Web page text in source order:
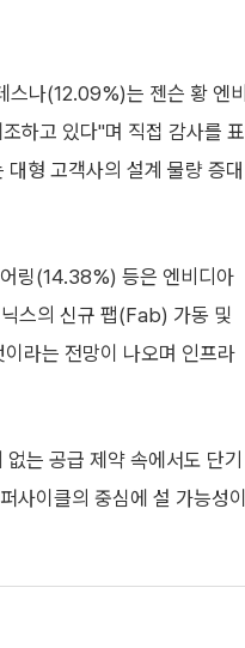
나(12.09%)는 젠슨 황 엔비
하고 있다"며 직접 감사를 표
형 고객사의 설계 물량 증대
링(14.38%) 등은 엔비디아
스의 신규 팹(Fab) 가동 및
라는 전망이 나오며 인프라
는 공급 제약 속에서도 단기
사이클의 중심에 설 가능성이